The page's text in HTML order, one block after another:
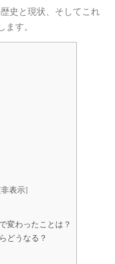
史と現状、そしてこれ
す。
非表示]
変わったことは？
どうなる？